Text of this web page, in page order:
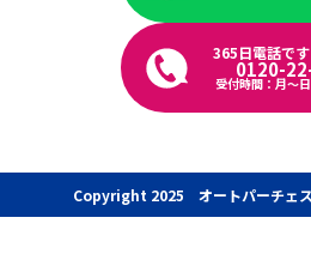
365日電話で
0120-
受付時間：月〜
Copyright 2025 オートパーチェ